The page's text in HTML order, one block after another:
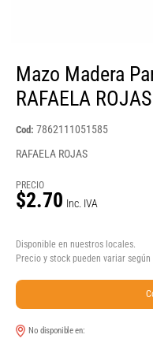
Mazo Madera
RAFAELA
Cod: 7862111051585
RAFAELA ROJAS
PRECIO
$2.70 Inc. IVA
Disponible en nuestros locales.
Precio y stock pueden variar
No disponible en: